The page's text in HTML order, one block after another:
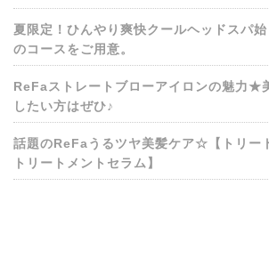
夏限定！ひんやり爽快クールヘッドスパ
のコースをご用意。
ReFaストレートブローアイロンの魅力★
したい方はぜひ♪
話題のReFaうるツヤ美髪ケア☆【トリー
トリートメントセラム】